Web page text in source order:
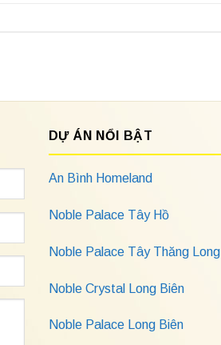
DỰ ÁN NỔI BẬT
An Bình Homeland
Noble Palace Tây Hồ
Noble Palace Tây Thăng Long
Noble Crystal Long Biên
Noble Palace Long Biên